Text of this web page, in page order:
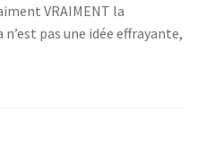
VRAIMENT la
pas une idée effrayante,